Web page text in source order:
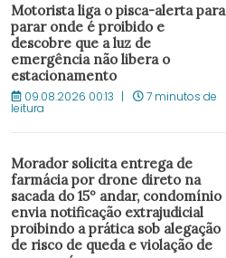
Motorista liga o pisca-alerta para
parar onde é proibido e
descobre que a luz de
emergência não libera o
estacionamento
09.08.2026 00:13 7 minutos de
leitura
Morador solicita entrega de
farmácia por drone direto na
sacada do 15º andar, condomínio
envia notificação extrajudicial
proibindo a prática sob alegação
de risco de queda e violação de